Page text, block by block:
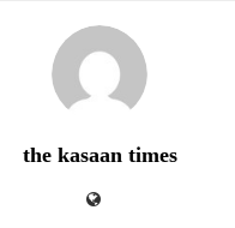
the kasaan times